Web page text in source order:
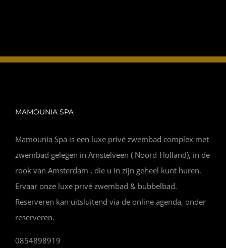
MAMOUNIA SPA
Mamounia Spa is een luxe privé zwembad complex met
zwembad gelegen in Amstelveen ( Noord-Holland), in de
rook van Amsterdam , die u in zijn geheel kunt huren.
Ervaar onze luxe privé zwembad & bubbelbad.
Reserveren kan uitsluitend via de online agenda, onder
reserveren.
0854898919